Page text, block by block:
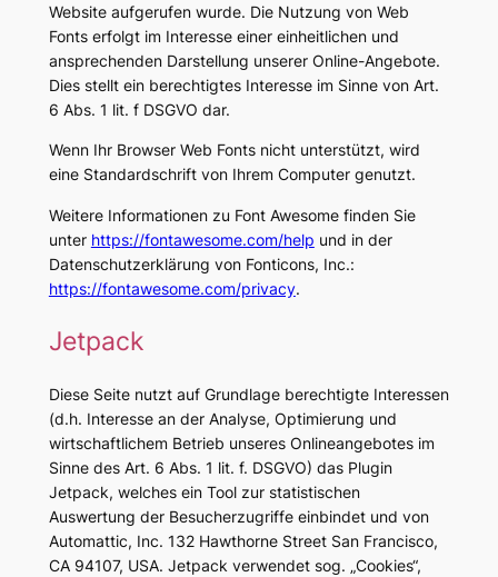
Website aufgerufen wurde. Die Nutzung von Web
Fonts erfolgt im Interesse einer einheitlichen und
ansprechenden Darstellung unserer Online-Angebote.
Dies stellt ein berechtigtes Interesse im Sinne von Art.
6 Abs. 1 lit. f DSGVO dar.
Wenn Ihr Browser Web Fonts nicht unterstützt, wird
eine Standardschrift von Ihrem Computer genutzt.
Weitere Informationen zu Font Awesome finden Sie
unter https://fontawesome.com/help und in der
Datenschutzerklärung von Fonticons, Inc.:
https://fontawesome.com/privacy.
Jetpack
Diese Seite nutzt auf Grundlage berechtigte Interessen
(d.h. Interesse an der Analyse, Optimierung und
wirtschaftlichem Betrieb unseres Onlineangebotes im
Sinne des Art. 6 Abs. 1 lit. f. DSGVO) das Plugin
Jetpack, welches ein Tool zur statistischen
Auswertung der Besucherzugriffe einbindet und von
Automattic, Inc. 132 Hawthorne Street San Francisco,
CA 94107, USA. Jetpack verwendet sog. „Cookies“,